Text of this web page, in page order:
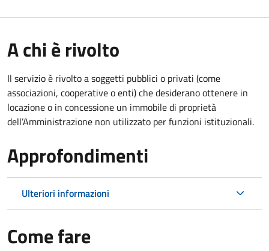
A chi è rivolto
Il servizio è rivolto a soggetti pubblici o privati (come
associazioni, cooperative o enti) che desiderano ottenere in
locazione o in concessione un immobile di proprietà
dell’Amministrazione non utilizzato per funzioni istituzionali.
Approfondimenti
Ulteriori informazioni
Come fare